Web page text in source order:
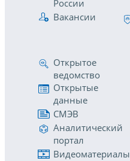
России
Вакансии
Открытое
ведомство
Открытые
данные
СМЭВ
Аналитический
портал
Видеоматериалы